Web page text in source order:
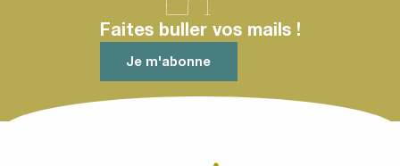
Faites buller vos mails !
Je m'abonne